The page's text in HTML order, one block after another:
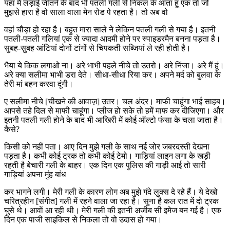
यहां मैं लड़ाई जीतने के बाद भी पतली गली से निकल के आता हूं एक तो जो
मुझसे हारा है वो साला वाला मेन रोड पे रहता है। तो अब वो
वहां चौड़ा हो रहा है। बहुत मारा साले ने लेकिन पतली गली से गया है। इतनी
पतली-पतली गलियां एक से ज्यादा आदमी होने पर स्पाइडरमैन बनना पड़ता है।
सुबह-सुबह आंटियां दोनों टांगों से चिपकती सब्जियां ले रही होती है।
भैया ये किक लगाओ ना। अरे भाभी पहले नीचे तो उतरो। अरे निंजा। अरे मैं हूं।
अरे क्या सलीमा भाभी डरा देते। सीधा-सीधा रिया कर। अपने मर्द को बुलवा के
तेरी मां बहन करवा दूंगी।
ए सलीमा नीचे [चीखने की आवाज़] उतर। चल अंदर। माफी चाहूंगा भाई साहब।
आपसे तहे दिल से माफी चाहूंगा। प्लीज हो सके तो हमें माफ कर दीजिएगा। और
इतनी पतली गली होने के बाद भी आखिरी में कोई ऑल्टो फंसा के चला जाता है।
कैसे?
किसी को नहीं पता। आए दिन मुझे गली के साथ नई जोर जबरदस्ती देखना
पड़ता है। कभी कोई ट्रक तो कभी कोई टेमो। गाड़ियां लाइन लगा के खड़ी
रहती है बेचारी गली के बाहर। एक दिन एक पुलिस की गाड़ी आई तो सारी
गाड़ियां अपना मुंह बांध
कर भागने लगी। मेरी गली के कारण लोग अब मुझे गंदे लुक्स दे रहे हैं। ये देखो
चरित्रहीन [संगीत] गली में रहने वाला जा रहा है। सुना है कल रात में दो ट्रक
घुसे थे। आवाें आ रही थी। मेरी गली की इतनी अजीब सी इमेज बन गई है। एक
दिन एक पाजी साइकिल से निकला तो वो उदास हो गया।